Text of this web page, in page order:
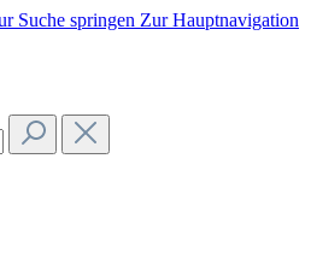
Suche springen Zur Hauptnavigation